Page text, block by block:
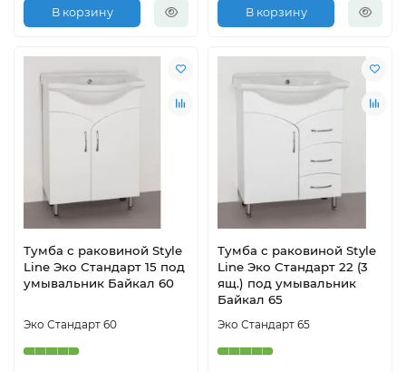
В корзину В корзину
Тумба с раковиной Style
Line Эко Стандарт 15 под
умывальник Байкал 60
Эко Стандарт 60
Тумба с раковиной Style
Line Эко Стандарт 22 (3
ящ.) под умывальник
Байкал 65
Эко Стандарт 65